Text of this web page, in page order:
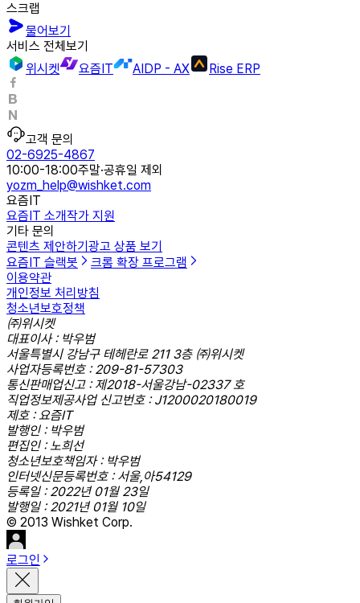
스크랩
물어보기
서비스 전체보기
위시켓
요즘IT AIDP - AX Rise ERP
고객 문의
02-6925-4867
10:00-18:00주말·공휴일 제외
yozm_help@wishket.com
요즘IT
요즘IT 소개작가 지원
기타 문의
콘텐츠 제안하기 광고 상품 보기
요즘IT 슬랙봇
크롬 확장 프로그램
이용약관
개인정보 처리방침
청소년보호정책
㈜위시켓
대표이사 : 박우범
서울특별시 강남구 테헤란로 211 3층 ㈜위시켓
사업자등록번호 : 209-81-57303
통신판매업신고 : 제2018-서울강남-02337 호
직업정보제공사업 신고번호 : J1200020180019
제호 : 요즘IT
발행인 : 박우범
편집인 : 노희선
청소년보호책임자 : 박우범
인터넷신문등록번호 : 서울,아54129
등록일 : 2022년 01월 23일
발행일 : 2021년 01월 10일
© 2013 Wishket Corp.
로그인